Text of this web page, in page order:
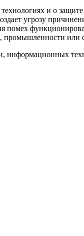
и о
угрозу
помех
промышленности или
информационных